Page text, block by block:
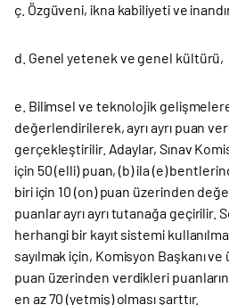
ç. Özgüveni, ikna kabiliyeti ve
d. Genel yetenek ve genel kültürü,
e. Bilimsel ve teknolojik gelişmelere
değerlendirilerek, ayrı ayrı puan
gerçekleştirilir. Adaylar, Sınav
için 50 (elli) puan, (b) ila (e)
biri için 10 (on) puan üzerinden
puanlar ayrı ayrı tutanağa geçirilir.
herhangi bir kayıt sistemi
sayılmak için, Komisyon Başkanı
puan üzerinden verdikleri
en az 70 (yetmiş) olması şarttır.